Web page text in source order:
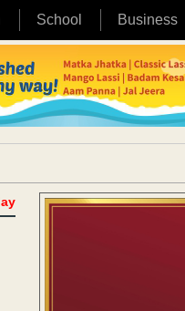
School Business